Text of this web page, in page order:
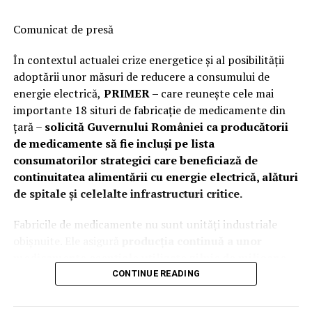
Comunicat de presă
În contextul actualei crize energetice și al posibilității
adoptării unor măsuri de reducere a consumului de
energie electrică, PRIMER – care reuneşte cele mai
importante 18 situri de fabricaţie de medicamente din
ţară – solicită Guvernului României ca producătorii
de medicamente să fie incluși pe lista
consumatorilor strategici care beneficiază de
continuitatea alimentării cu energie electrică, alături
de spitale și celelalte infrastructuri critice.
Fabricile de medicamente nu sunt unități industriale
de pacienți români și de spitalele din toată țara
reprezintă ocondiție indispensabilă pentru
CONTINUE READING